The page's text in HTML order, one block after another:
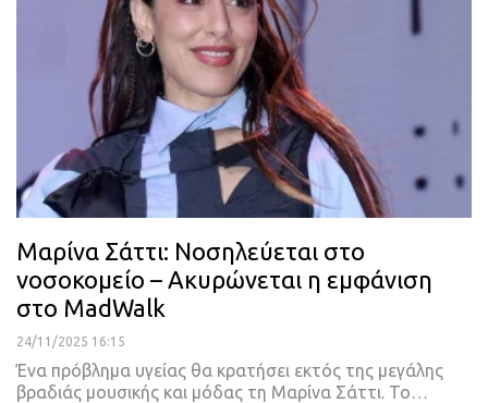
Μαρίνα Σάττι: Νοσηλεύεται στο
νοσοκομείο – Ακυρώνεται η εμφάνιση
στο MadWalk
24/11/2025 16:15
Ένα πρόβλημα υγείας θα κρατήσει εκτός της μεγάλης
βραδιάς μουσικής και μόδας τη Μαρίνα Σάττι. Το…